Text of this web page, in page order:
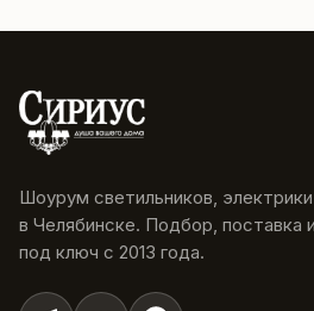
Шоурум светильников,
в Челябинске. Подбор, поставка
под ключ с 2013 года.